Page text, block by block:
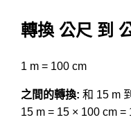
轉換 公尺 到
1 m = 100 cm
之間的轉換: 和 15 m
15 m = 15 × 100 cm =